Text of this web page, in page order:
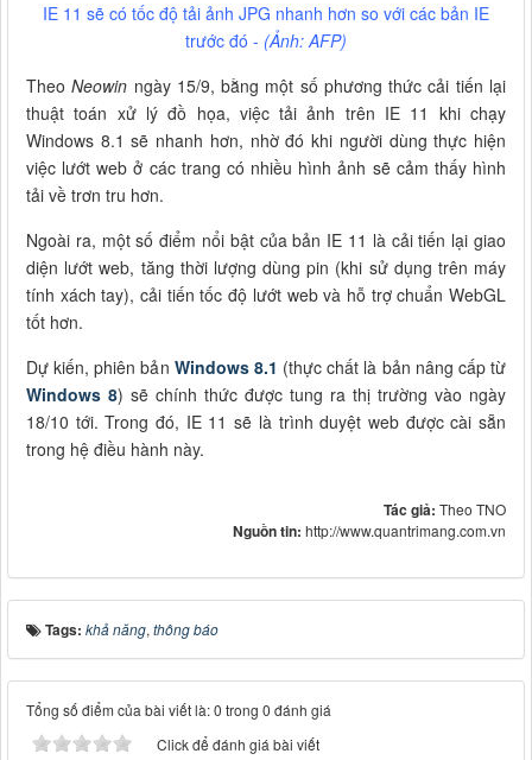
IE 11 sẽ có tốc độ tải ảnh JPG nhanh hơn so với các bản IE
trước đó - (Ảnh: AFP)
TheoNeowin ngày 15/9, bằng một số phương thức cải tiến lại
thuật toán xử lý đồ họa, việc tải ảnh trên IE 11 khi chạy
Windows 8.1 sẽ nhanh hơn, nhờ đó khi người dùng thực hiện
việc lướt web ở các trang có nhiều hình ảnh sẽ cảm thấy hình
tải về trơn tru hơn.
Ngoài ra, một số điểm nổi bật của bản IE 11 là cải tiến lại giao
diện lướt web, tăng thời lượng dùng pin (khi sử dụng trên máy
tính xách tay), cải tiến tốc độ lướt web và hỗ trợ chuẩn WebGL
tốt hơn.
Dự kiến, phiên bản Windows 8.1 (thực chất là bản nâng cấp từ
Windows 8) sẽ chính thức được tung ra thị trường vào ngày
18/10 tới. Trong đó, IE 11 sẽ là trình duyệt web được cài sẵn
trong hệ điều hành này.
Tác giả: Theo TNO
Nguồn tin: http://www.quantrimang.com.vn
Tags: khả năng, thông báo
Tổng số điểm của bài viết là: 0 trong 0 đánh giá
Click để đánh giá bài viết